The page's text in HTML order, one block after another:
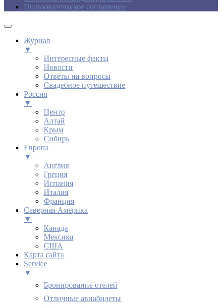
Пользовательское соглашение
Журнал
▼
Интересные факты
Новости
Ответы на вопросы
Свадебное путешествие
Россия
▼
Центр
Алтай
Крым
Сибирь
Европа
▼
Англия
Греция
Испания
Италия
Франция
Северная Америка
▼
Канада
Мексика
США
Карта сайта
Service
▼
Бронирование отелей
Отличные авиабилеты